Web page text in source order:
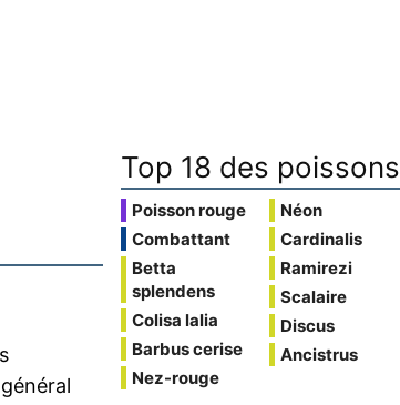
Top 18 des poissons
Poisson rouge
Combattant
Betta
splendens
Colisa lalia
Barbus cerise
Nez-rouge
Néon
Cardinalis
Ramirezi
Scalaire
Discus
Ancistrus